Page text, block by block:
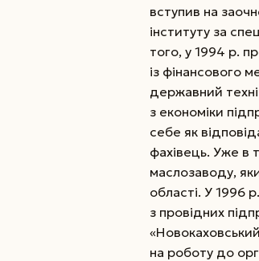
вступив на
інституту за
того, у 1994 р.
із фінансового
державний
з економіки
себе як
фахівець. Уже в
маслозаводу,
області. У 1996
з провідних
на роботу до